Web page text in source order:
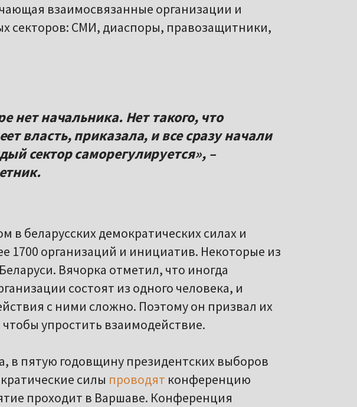
взаимосвязанные организации и
секторов: СМИ, диаспоры, правозащитники,
нет начальника. Нет такого, что
власть, приказала, и все сразу начали
сектор саморегулируется», –
в беларусских демократических силах и
1700 организаций и инициатив. Некоторые из
Вячорка отметил, что иногда
состоят из одного человека, и
с ними сложно. Поэтому он призвал их
упростить взаимодействие.
в пятую годовщину президентских выборов
силы проводят конференцию
проходит в Варшаве. Конференция